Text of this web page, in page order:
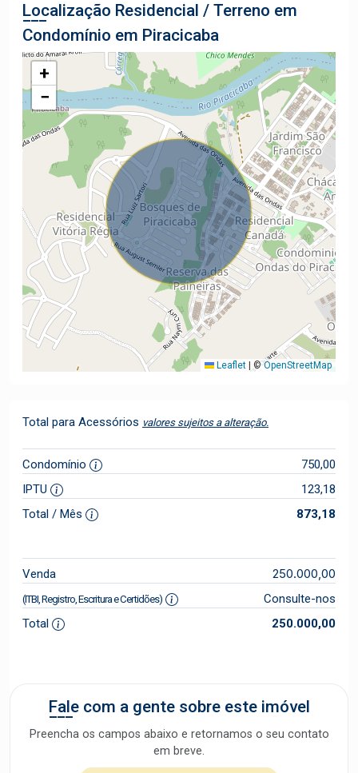
Localização Residencial / Terreno em
Condomínio em Piracicaba
+
−
Leaflet ©OpenStreetMap
Total para Acessórios valores sujeitos a alteração.
Condomínio
750,00
IPTU
123,18
Total / Mês
873,18
Venda 250.000,00
(ITBI, Registro, Escritura e Certidões)
Consulte-nos
Total
250.000,00
Fale com a gente sobre este imóvel
Preencha os campos abaixo e retornamos o seu contato
em breve.